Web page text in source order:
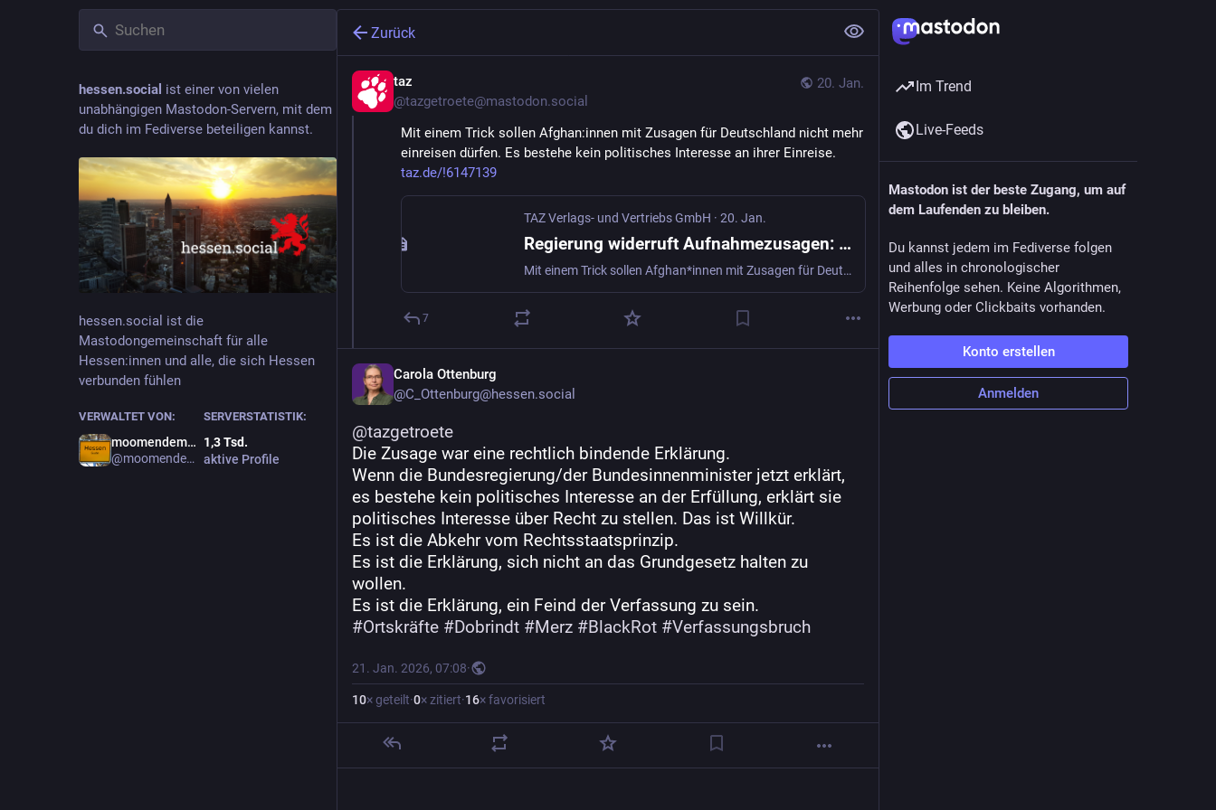
hessen.social ist einer von vielen
unabhängigen Mastodon-Servern, mit dem
du dich im Fediverse beteiligen kannst.
hessen.social ist die
Mastodongemeinschaft für alle
Hessen:innen und alle, die sich Hessen
verbunden fühlen
VERWALTET VON:
moomendemol!
@moomendemol
SERVERSTATISTIK:
1,3Tsd.
aktive Profile
Zurück
20. Jan.
taz
@tazgetroete@mastodon.social
Mit einem Trick sollen Af­gha­n:in­nen mit Zusagen für Deutschland nicht mehr
einreisen dürfen. Es bestehe kein politisches Interesse an ihrer Einreise.
taz.de/!6147139
TAZ Verlags- und Vertriebs GmbH · 20. Jan.
Regierung widerruft Aufnahmezusagen: Sitzen gelassen in Pakistan
Mit einem Trick sollen Af­gha­n*in­nen mit Zusagen für Deutschland nicht mehr einreisen dürfen. Es bestehe kein politisches Interesse an ihrer Einreise.
7
Carola Ottenburg
@C_Ottenburg@hessen.social
@tazgetroete
Die Zusage war eine rechtlich bindende Erklärung.
Wenn die Bundesregierung/der Bundesinnenminister jetzt erklärt,
es bestehe kein politisches Interesse an der Erfüllung, erklärt sie
politisches Interesse über Recht zu stellen. Das ist Willkür.
Es ist die Abkehr vom Rechtsstaatsprinzip.
Es ist die Erklärung, sich nicht an das Grundgesetz halten zu
wollen.
Es ist die Erklärung, ein Feind der Verfassung zu sein.
#Ortskräfte #Dobrindt #Merz #BlackRot #Verfassungsbruch
21. Jan. 2026, 07:08·
10× geteilt·0× zitiert·16× favorisiert
Im Trend
Live-Feeds
Mastodon ist der beste Zugang, um auf
dem Laufenden zu bleiben.
Du kannst jedem im Fediverse folgen
und alles in chronologischer
Reihenfolge sehen. Keine Algorithmen,
Werbung oder Clickbaits vorhanden.
Konto erstellen
Anmelden